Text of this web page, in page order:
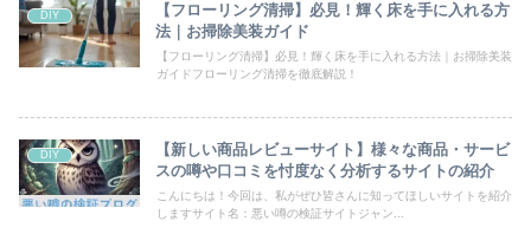
DIY
【フローリング清掃】必見！輝く床を手に入れる方
法｜お掃除美装ガイド
【フローリング清掃】必見！輝く床を手に入れる方法｜お掃除美装
ガイドフローリング清掃を徹底解説！
DIY
【新しい商品レビューサイト】様々な商品・サービ
スの噂や口コミを忖度なく分析するサイトの紹介
こんにちは！今回は、私がぜひ皆さんに知ってほしいサイトを紹介
しますサイト名：悪い噂の検証サイトジャン...